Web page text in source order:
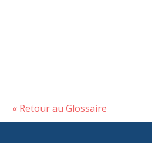
« Retour au Glossaire